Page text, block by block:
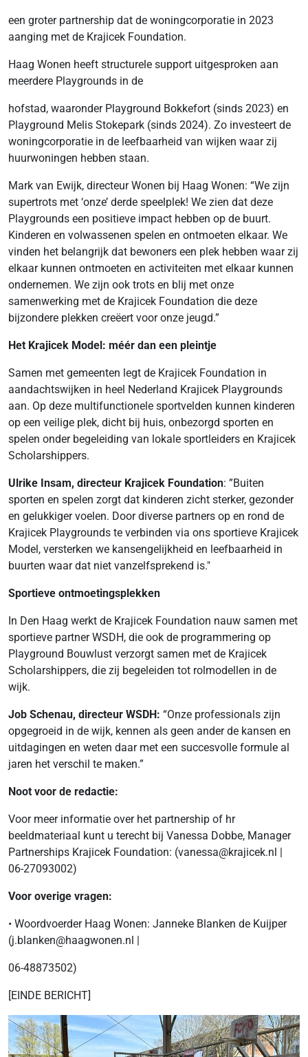
een groter partnership dat de woningcorporatie in 2023
aanging met de Krajicek Foundation.
Haag Wonen heeft structurele support uitgesproken aan
meerdere Playgrounds in de
hofstad, waaronder Playground Bokkefort (sinds 2023) en
Playground Melis Stokepark (sinds 2024). Zo investeert de
woningcorporatie in de leefbaarheid van wijken waar zij
huurwoningen hebben staan.
Mark van Ewijk, directeur Wonen bij Haag Wonen: “We zijn
supertrots met ‘onze’ derde speelplek! We zien dat deze
Playgrounds een positieve impact hebben op de buurt.
Kinderen en volwassenen spelen en ontmoeten elkaar. We
vinden het belangrijk dat bewoners een plek hebben waar zij
elkaar kunnen ontmoeten en activiteiten met elkaar kunnen
ondernemen. We zijn ook trots en blij met onze
samenwerking met de Krajicek Foundation die deze
bijzondere plekken creëert voor onze jeugd.”
Het Krajicek Model: méér dan een pleintje
Samen met gemeenten legt de Krajicek Foundation in
aandachtswijken in heel Nederland Krajicek Playgrounds
aan. Op deze multifunctionele sportvelden kunnen kinderen
op een veilige plek, dicht bij huis, onbezorgd sporten en
spelen onder begeleiding van lokale sportleiders en Krajicek
Scholarshippers.
Ulrike Insam, directeur Krajicek Foundation: ”Buiten
sporten en spelen zorgt dat kinderen zicht sterker, gezonder
en gelukkiger voelen. Door diverse partners op en rond de
Krajicek Playgrounds te verbinden via ons sportieve Krajicek
Model, versterken we kansengelijkheid en leefbaarheid in
buurten waar dat niet vanzelfsprekend is."
Sportieve ontmoetingsplekken
In Den Haag werkt de Krajicek Foundation nauw samen met
sportieve partner WSDH, die ook de programmering op
Playground Bouwlust verzorgt samen met de Krajicek
Scholarshippers, die zij begeleiden tot rolmodellen in de
wijk.
Job Schenau, directeur WSDH: “Onze professionals zijn
opgegroeid in de wijk, kennen als geen ander de kansen en
uitdagingen en weten daar met een succesvolle formule al
jaren het verschil te maken.”
Noot voor de redactie:
Voor meer informatie over het partnership of hr
beeldmateriaal kunt u terecht bij Vanessa Dobbe, Manager
Partnerships Krajicek Foundation: (vanessa@krajicek.nl |
06-27093002)
Voor overige vragen:
• Woordvoerder Haag Wonen: Janneke Blanken de Kuijper
(j.blanken@haagwonen.nl |
06-48873502)
[EINDE BERICHT]